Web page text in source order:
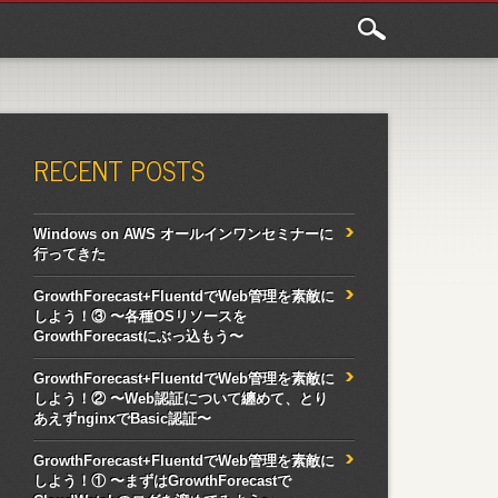
RECENT POSTS
Windows on AWS オールインワンセミナーに
行ってきた
GrowthForecast+FluentdでWeb管理を素敵に
しよう！③ 〜各種OSリソースを
GrowthForecastにぶっ込もう〜
GrowthForecast+FluentdでWeb管理を素敵に
しよう！② 〜Web認証について纏めて、とり
あえずnginxでBasic認証〜
GrowthForecast+FluentdでWeb管理を素敵に
しよう！① 〜まずはGrowthForecastで